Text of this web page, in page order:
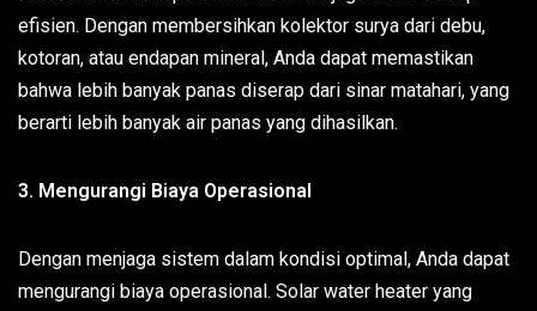
efisien. Dengan membersihkan kolektor surya dari debu,
kotoran, atau endapan mineral, Anda dapat memastikan
bahwa lebih banyak panas diserap dari sinar matahari, yang
berarti lebih banyak air panas yang dihasilkan.
3. Mengurangi Biaya Operasional
Dengan menjaga sistem dalam kondisi optimal, Anda dapat
mengurangi biaya operasional. Solar water heater yang